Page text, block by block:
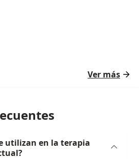
Ver más
utilizan en la terapia